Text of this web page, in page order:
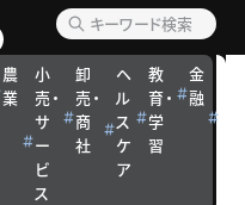
農
業
小
売・
サ
ー
ビ
ス
卸
売・
商
社
ヘ
ル
ス
ケ
ア
教
育・
学
習
金
融